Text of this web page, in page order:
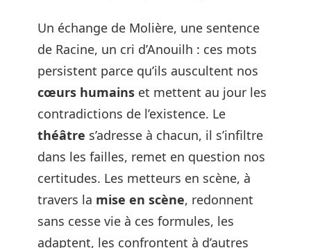
Un échange de Molière, une sentence
de Racine, un cri d’Anouilh : ces mots
persistent parce qu’ils auscultent nos
cœurs humains et mettent au jour les
contradictions de l’existence. Le
théâtre s’adresse à chacun, il s’infiltre
dans les failles, remet en question nos
certitudes. Les metteurs en scène, à
travers la mise en scène, redonnent
sans cesse vie à ces formules, les
adaptent, les confrontent à d’autres